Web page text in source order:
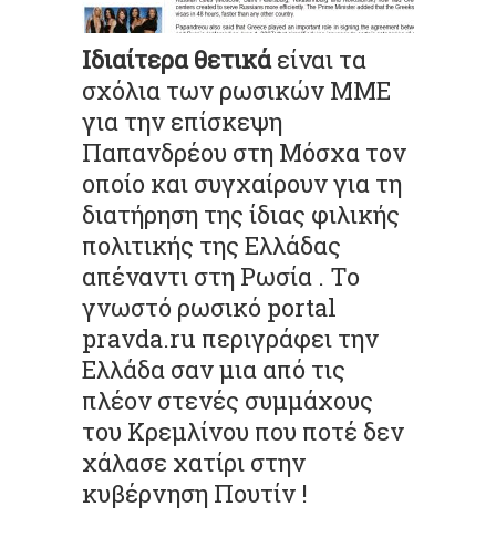
Ιδιαίτερα θετικάείναι τα
σχόλια των ρωσικών ΜΜΕ
για την επίσκεψη
Παπανδρέου στη Μόσχα τον
οποίο και συγχαίρουνγια τη
διατήρηση της ίδιας φιλικής
πολιτικής της Ελλάδας
απέναντι στη Ρωσία . Το
γνωστό ρωσικό portal
pravda.ru περιγράφει την
Ελλάδα σαν μια από τις
πλέον στενές συμμάχους
του Κρεμλίνου που ποτέ δεν
χάλασε χατίρι στην
κυβέρνηση Πουτίν !